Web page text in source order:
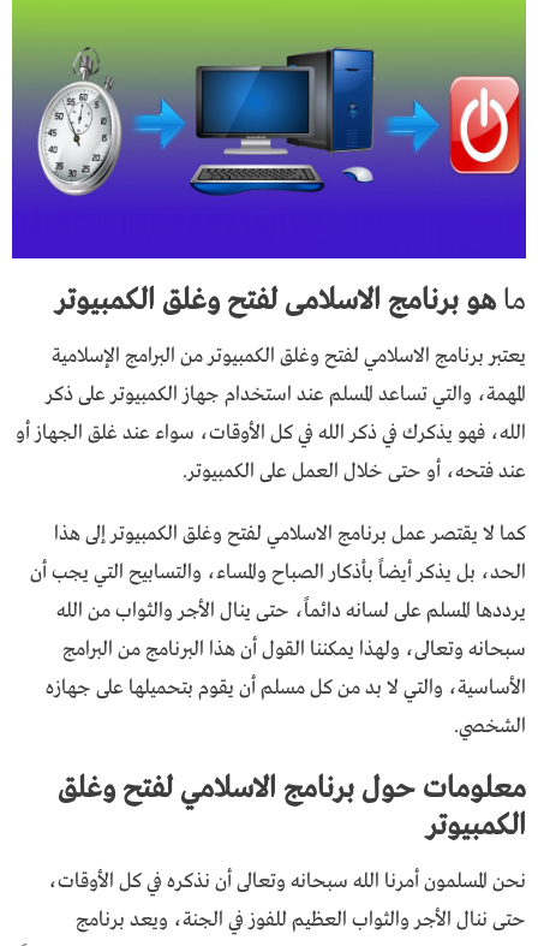
ما هو برنامج الاسلامى لفتح وغلق الكمبيوتر
يعتبر برنامج الاسلامي لفتح وغلق الكمبيوتر من البرامج الإسلامية
المهمة، والتي تساعد المسلم عند استخدام جهاز الكمبيوتر على ذكر
الله، فهو يذكرك في ذكر الله في كل الأوقات، سواء عند غلق الجهاز أو
عند فتحه، أو حتى خلال العمل على الكمبيوتر.
كما لا يقتصر عمل برنامج الاسلامي لفتح وغلق الكمبيوتر إلى هذا
الحد، بل يذكر أيضاً بأذكار الصباح والمساء، والتسابيح التي يجب أن
يرددها المسلم على لسانه دائماً، حتى ينال الأجر والثواب من الله
سبحانه وتعالى، ولهذا يمكننا القول أن هذا البرنامج من البرامج
الأساسية، والتي لا بد من كل مسلم أن يقوم بتحميلها على جهازه
الشخصي.
معلومات حول برنامج الاسلامي لفتح وغلق
الكمبيوتر
نحن المسلمون أمرنا الله سبحانه وتعالى أن نذكره في كل الأوقات،
حتى ننال الأجر والثواب العظيم للفوز في الجنة، ويعد برنامج